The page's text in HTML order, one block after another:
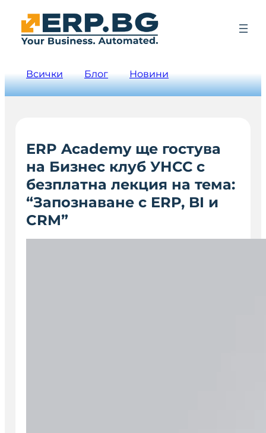
Всички Блог Новини
ERP Academy ще гостува
на Бизнес клуб УНСС с
безплатна лекция на тема:
“Запознаване с ERP, BI и
CRM”